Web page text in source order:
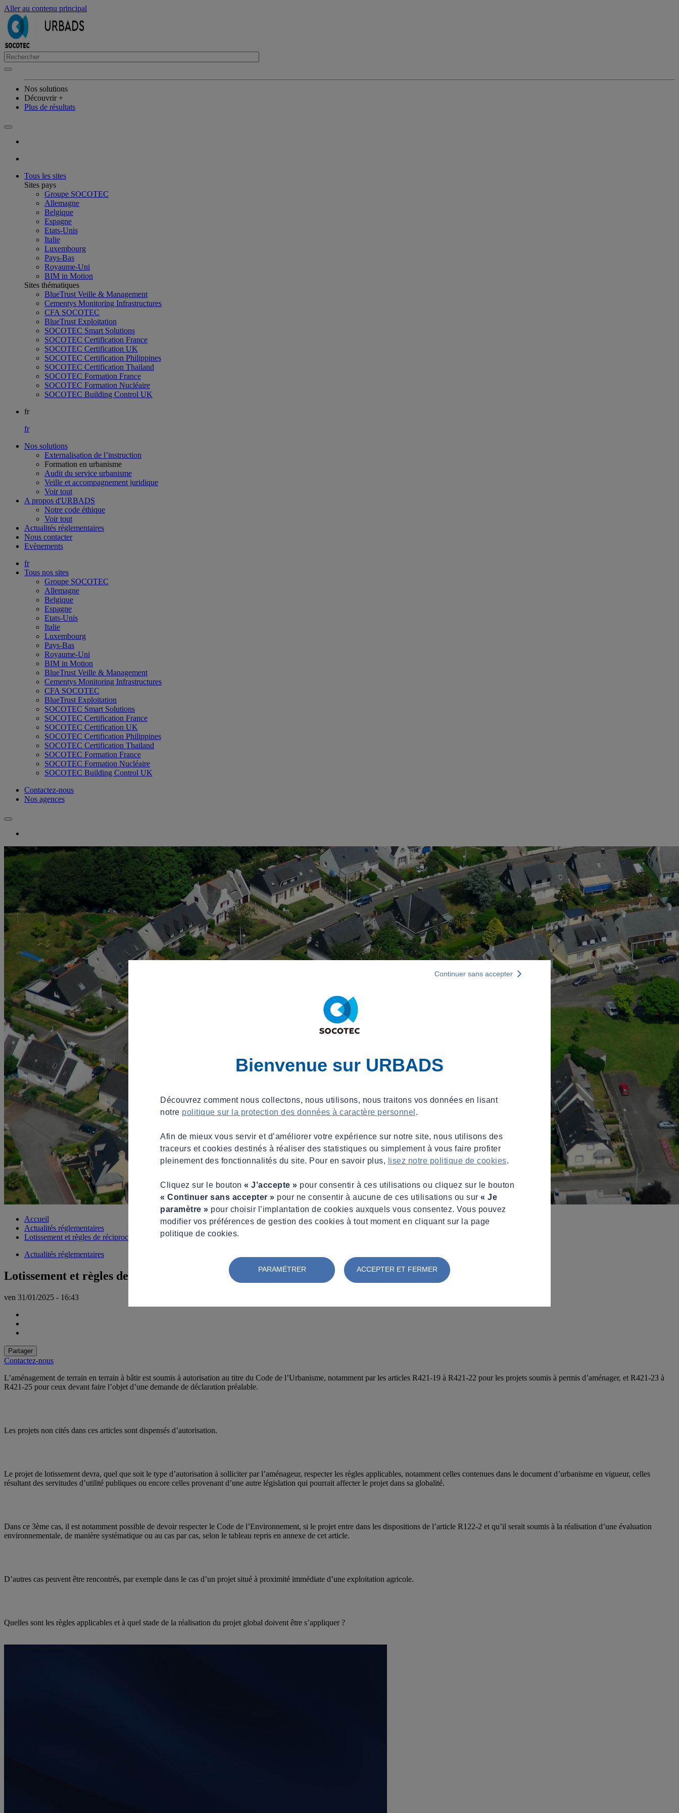
Aller au contenu principal
Nos solutions
Découvrir +
Plus de résultats
Tous les sites
Sites pays
Groupe SOCOTEC
Allemagne
Belgique
Espagne
Etats-Unis
Italie
Luxembourg
Pays-Bas
Royaume-Uni
BIM in Motion
Sites thématiques
BlueTrust Veille & Management
Cementys Monitoring Infrastructures
CFA SOCOTEC
BlueTrust Exploitation
SOCOTEC Smart Solutions
SOCOTEC Certification France
SOCOTEC Certification UK
SOCOTEC Certification Philippines
SOCOTEC Certification Thailand
SOCOTEC Formation France
SOCOTEC Formation Nucléaire
SOCOTEC Building Control UK
fr
fr
Nos solutions
Externalisation de l’instruction
Formation en urbanisme
Audit du service urbanisme
Veille et accompagnement juridique
Voir tout
A propos d'URBADS
Notre code éthique
Voir tout
Actualités réglementaires
Nous contacter
Evènements
fr
Tous nos sites
Groupe SOCOTEC
Allemagne
Belgique
Espagne
Etats-Unis
Italie
Luxembourg
Pays-Bas
Royaume-Uni
BIM in Motion
BlueTrust Veille & Management
Cementys Monitoring Infrastructures
CFA SOCOTEC
BlueTrust Exploitation
SOCOTEC Smart Solutions
SOCOTEC Certification France
SOCOTEC Certification UK
SOCOTEC Certification Philippines
SOCOTEC Certification Thailand
SOCOTEC Formation France
SOCOTEC Formation Nucléaire
SOCOTEC Building Control UK
Contactez-nous
Nos agences
Accueil
Actualités réglementaires
Lotissement et règles de réciprocité : quelles obligations ?
Actualités réglementaires
Lotissement et règles de réciprocité : quelles obligations ?
ven 31/01/2025 - 16:43
Partager
Contactez-nous
L’aménagement de terrain en terrain à bâtir est soumis à autorisation au titre du Code de l’Urbanisme, notamment par les articles R421-19 à R421-22 pour les projets soumis à permis d’aménager, et R421-23 à
R421-25 pour ceux devant faire l’objet d’une demande de déclaration préalable.
Les projets non cités dans ces articles sont dispensés d’autorisation.
Le projet de lotissement devra, quel que soit le type d’autorisation à solliciter par l’aménageur, respecter les règles applicables, notamment celles contenues dans le document d’urbanisme en vigueur, celles
résultant des servitudes d’utilité publiques ou encore celles provenant d’une autre législation qui pourrait affecter le projet dans sa globalité.
Dans ce 3ème cas, il est notamment possible de devoir respecter le Code de l’Environnement, si le projet entre dans les dispositions de l’article R122-2 et qu’il serait soumis à la réalisation d’une évaluation
environnementale, de manière systématique ou au cas par cas, selon le tableau repris en annexe de cet article.
D’autres cas peuvent être rencontrés, par exemple dans le cas d’un projet situé à proximité immédiate d’une exploitation agricole.
Quelles sont les règles applicables et à quel stade de la réalisation du projet global doivent être s’appliquer ?
Bienvenue sur URBADS
Découvrez comment nous collectons, nous utilisons, nous traitons vos données en lisant
notre politique sur la protection des données à caractère personnel .
Afin de mieux vous servir et d’améliorer votre expérience sur notre site, nous utilisons des
traceurs et cookies destinés à réaliser des statistiques ou simplement à vous faire profiter
pleinement des fonctionnalités du site. Pour en savoir plus,
lisez notre politique de cookies.
Cliquez sur le bouton « J’accepte » pour consentir à ces utilisations ou cliquez sur le bouton
« Continuer sans accepter » pour ne consentir à aucune de ces utilisations ou sur « Je
paramètre » pour choisir l’implantation de cookies auxquels vous consentez. Vous pouvez
modifier vos préférences de gestion des cookies à tout moment en cliquant sur la page
politique de cookies.
PARAMÉTRER ACCEPTER ET FERMER
Continuer sans accepter